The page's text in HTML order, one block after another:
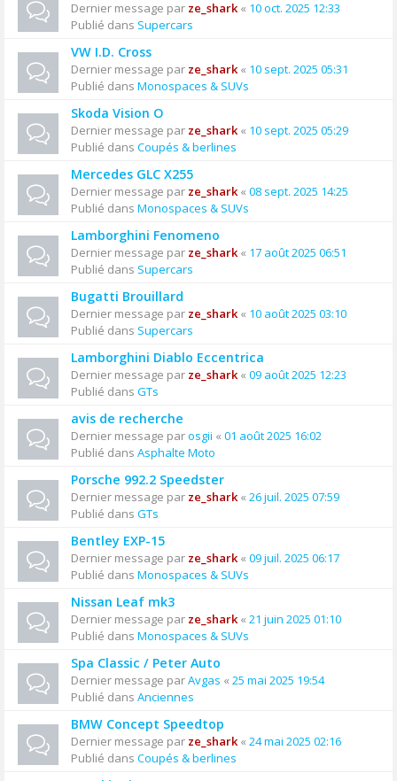
Dernier message par ze_shark« 10 oct. 2025 12:33
Publié dans Supercars
VW I.D. Cross
Dernier message par ze_shark« 10 sept. 2025 05:31
Publié dans Monospaces & SUVs
Skoda Vision O
Dernier message par ze_shark« 10 sept. 2025 05:29
Publié dans Coupés & berlines
Mercedes GLC X255
Dernier message par ze_shark« 08 sept. 2025 14:25
Publié dans Monospaces & SUVs
Lamborghini Fenomeno
Dernier message par ze_shark« 17 août 2025 06:51
Publié dans Supercars
Bugatti Brouillard
Dernier message par ze_shark« 10 août 2025 03:10
Publié dans Supercars
Lamborghini Diablo Eccentrica
Dernier message par ze_shark« 09 août 2025 12:23
Publié dans GTs
avis de recherche
Dernier message parosgii « 01 août 2025 16:02
Publié dans Asphalte Moto
Porsche 992.2 Speedster
Dernier message par ze_shark« 26 juil. 2025 07:59
Publié dans GTs
Bentley EXP-15
Dernier message par ze_shark« 09 juil. 2025 06:17
Publié dans Monospaces & SUVs
Nissan Leaf mk3
Dernier message par ze_shark« 21 juin 2025 01:10
Publié dans Monospaces & SUVs
Spa Classic / Peter Auto
Dernier message parAvgas « 25 mai 2025 19:54
Publié dans Anciennes
BMW Concept Speedtop
Dernier message par ze_shark« 24 mai 2025 02:16
Publié dans Coupés & berlines